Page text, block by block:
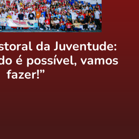
da Juventude:
é possível, vamos
fazer!”